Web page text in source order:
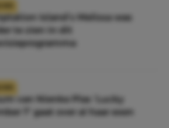
Island’s Melissa was
te zien in dit
van Nienke Plas ‘Lucky
7’ gaat over al haar exen